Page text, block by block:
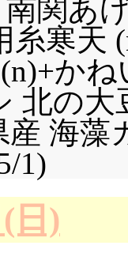
関あ
糸寒天
か
北の大
産 海
1)
日)